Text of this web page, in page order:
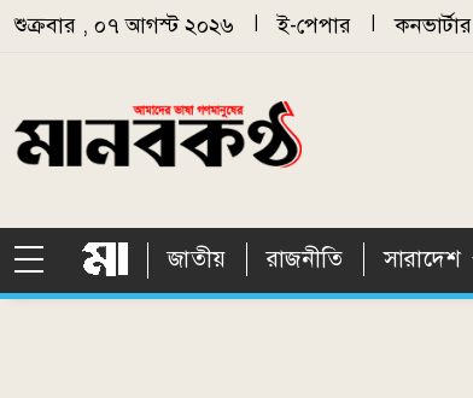
Skip to main content
শুক্রবার , ০৭ আগস্ট ২০২৬ ই-পেপার কনভার্টার
জাতীয় রাজনীতি সারাদেশ